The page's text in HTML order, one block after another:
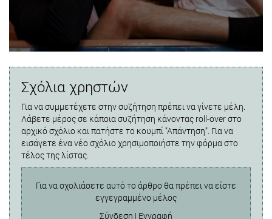
Σχόλια χρηστών
Για να συμμετέχετε στην συζήτηση πρέπει να γίνετε μέλη.
Λάβετε μέρος σε κάποια συζήτηση κάνοντας roll-over στο
αρχικό σχόλιο και πατήστε το κουμπί "Απάντηση". Για να
εισάγετε ένα νέο σχόλιο χρησιμοποιήστε την φόρμα στο
τέλος της λίστας.
Για να σχολιάσετε αυτό το άρθρο θα πρέπει να είστε
εγγεγραμμένο μέλος
Σύνδεση | Εγγραφή